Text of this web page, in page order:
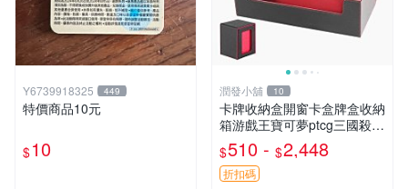
Y6739918325 449
特價商品10元
$10
潤發小舖 10
卡牌收納盒開窗卡盒牌盒收納
箱游戲王寶可夢ptcg三國殺海
賊王dtcg
$510 - $2,448
折扣碼